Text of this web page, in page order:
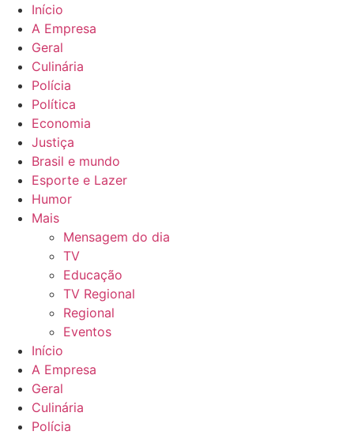
Início
A Empresa
Geral
Culinária
Polícia
Política
Economia
Justiça
Brasil e mundo
Esporte e Lazer
Humor
Mais
Mensagem do dia
TV
Educação
TV Regional
Regional
Eventos
Início
A Empresa
Geral
Culinária
Polícia